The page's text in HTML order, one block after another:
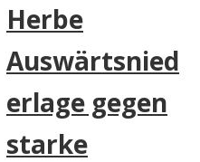
Herbe
Auswärtsnied
erlage gegen
starke